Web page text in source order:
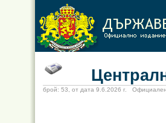
Централна
брой: 53, от дата 9.6.2026 г.